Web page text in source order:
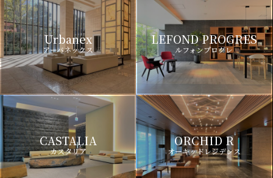
Urbanex
アーバネックス
LEFOND PROGRES
ルフォンプログレ
CASTALIA
カスタリア
ORCHID R
オーキッドレジデンス